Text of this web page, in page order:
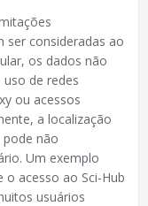
ser consideradas ao
os dados não
de redes
ou acessos
a localização
pode não
Um exemplo
o acesso ao Sci-Hub
usuários